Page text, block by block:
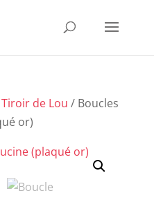
Tiroir de Lou / Boucles
or)